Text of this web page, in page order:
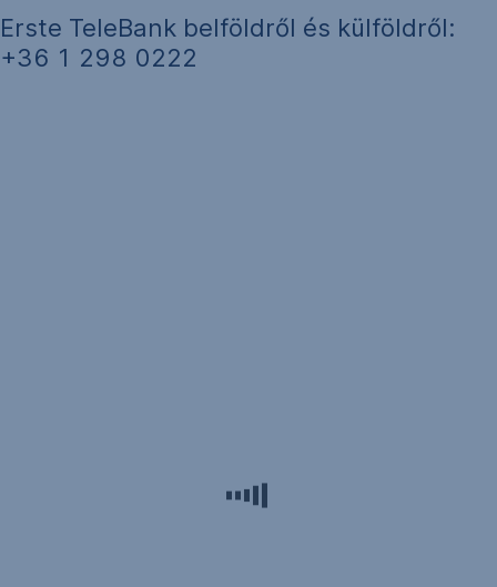
Erste TeleBank belföldről és külföldről:
+36 1 298 0222